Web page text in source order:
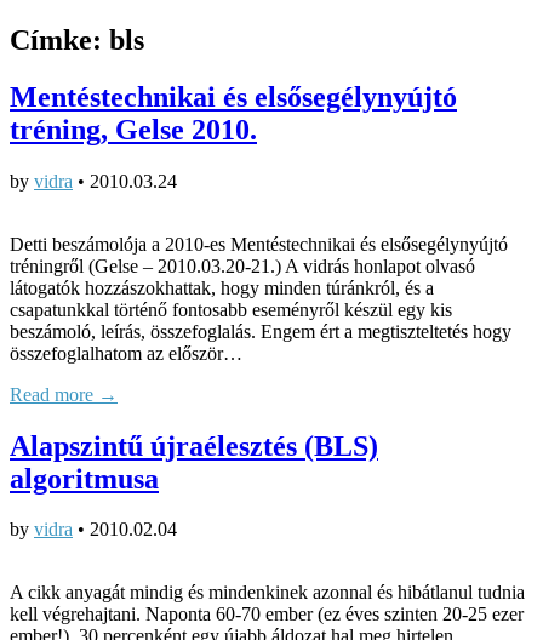
Címke: bls
Mentéstechnikai és elsősegélynyújtó
tréning, Gelse 2010.
by vidra • 2010.03.24
Detti beszámolója a 2010-es Mentéstechnikai és elsősegélynyújtó
tréningről (Gelse – 2010.03.20-21.) A vidrás honlapot olvasó
látogatók hozzászokhattak, hogy minden túránkról, és a
csapatunkkal történő fontosabb eseményről készül egy kis
beszámoló, leírás, összefoglalás. Engem ért a megtiszteltetés hogy
összefoglalhatom az először…
Read more →
Alapszintű újraélesztés (BLS)
algoritmusa
by vidra • 2010.02.04
A cikk anyagát mindig és mindenkinek azonnal és hibátlanul tudnia
kell végrehajtani. Naponta 60-70 ember (ez éves szinten 20-25 ezer